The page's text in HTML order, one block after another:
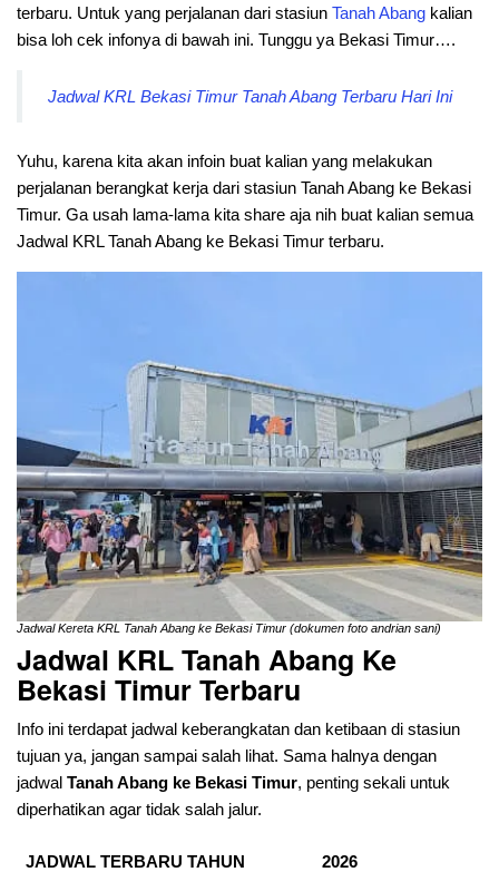
terbaru. Untuk yang perjalanan dari stasiun TanahAbang kalian
bisa loh cek infonya di bawah ini. Tunggu ya Bekasi Timur….
Jadwal KRL Bekasi Timur Tanah Abang Terbaru Hari Ini
Yuhu, karena kita akan infoin buat kalian yang melakukan
perjalanan berangkat kerja dari stasiun Tanah Abang ke Bekasi
Timur. Ga usah lama-lama kita share aja nih buat kalian semua
Jadwal KRL Tanah Abang ke Bekasi Timur terbaru.
Jadwal Kereta KRL Tanah Abang ke Bekasi Timur (dokumen foto andrian sani)
Jadwal KRL Tanah Abang Ke
Bekasi Timur Terbaru
Info ini terdapat jadwal keberangkatan dan ketibaan di stasiun
tujuan ya, jangan sampai salah lihat. Sama halnya dengan
jadwal Tanah Abang ke Bekasi Timur, penting sekali untuk
diperhatikan agar tidak salah jalur.
JADWAL TERBARU TAHUN 2026